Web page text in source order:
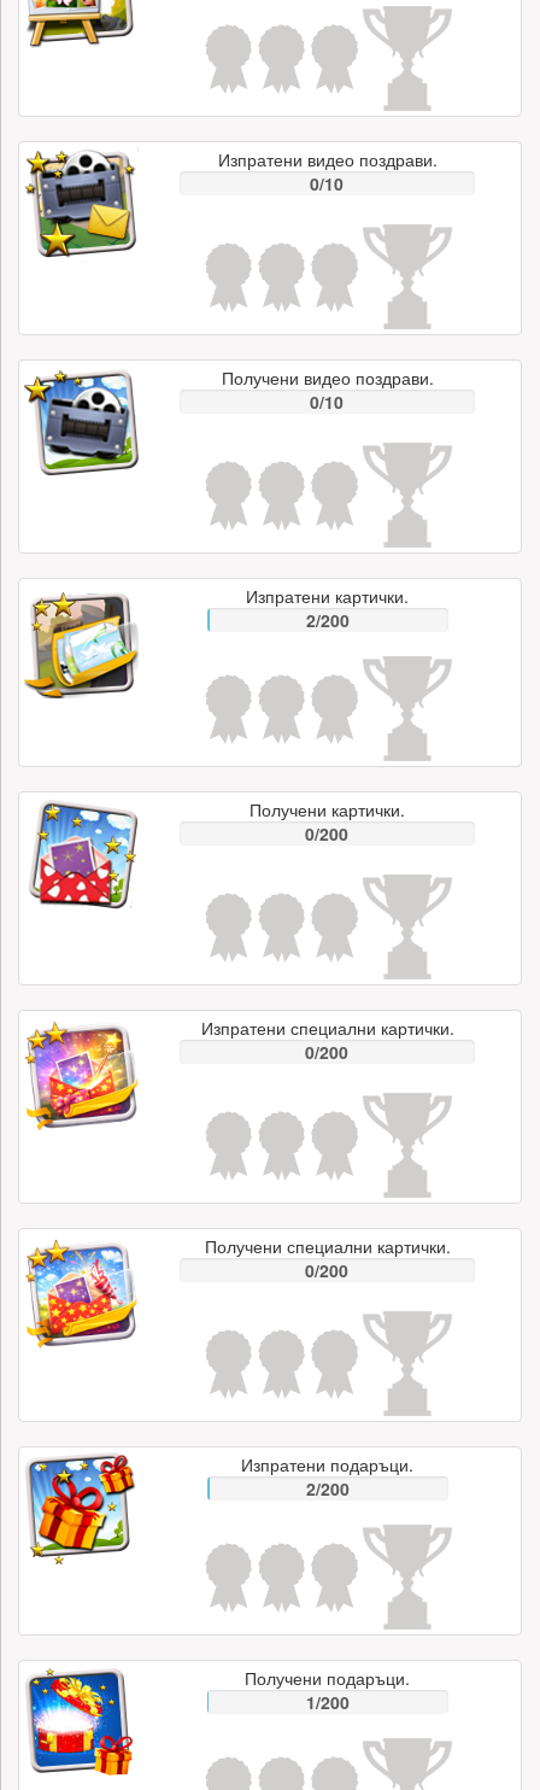
Изпратени видео поздрави.
0/10
Получени видео поздрави.
0/10
Изпратени картички.
2/200
Получени картички.
0/200
Изпратени специални картички.
0/200
Получени специални картички.
0/200
Изпратени подаръци.
2/200
Получени подаръци.
1/200